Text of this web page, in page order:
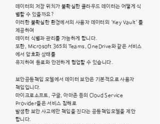
데이터의 저장 위치가 불확실한 클라우드 데이터는 어떻게 식
별할 수 있을까요?
이러한 불확실한 환경에서의 사용자 데이터의 ‘Key Vault’ 를
제공하여
데이터 식별과 관리를 가능하게 합니다.
또한, Microsoft 365의 Teams, OneDrive와 같은 서비스
에서 암호화 상태를
유지하여 동료와 안전하게 협업할 수 있습니다.
보안공동책임 모델에서 데이터 보안은 기본적으로 사용자
책임입니다.
마이크로소프트, 구글, 아마존 등의 Cloud Service
Provider들은 서비스 침해로
발생한 보안 사고에만 책임을 진다는 공동책임모델을 제안
합니다.